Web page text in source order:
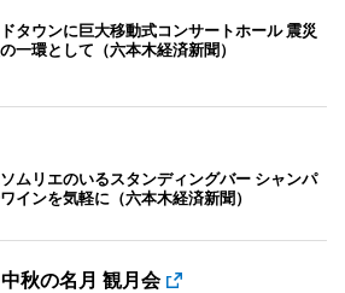
タウンに巨大移動式コンサートホール 震災
一環として（六本木経済新聞）
ムリエのいるスタンディングバー シャンパ
インを気軽に（六本木経済新聞）
秋の名月 観月会